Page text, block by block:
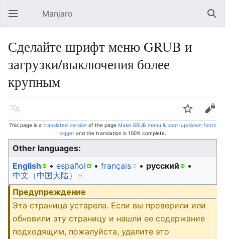
Open main menu Manjaro
Сделайте шрифт меню GRUB и
загрузки/выключения более
крупным
Language Watch Edit
This page is a translated version of the page Make GRUB menu & boot-up/down fonts
biggerand the translation is 100% complete.
Other languages:
English
• ‎ español • ‎ français • ‎ русский
• ‎
中文（中国大陆）‎
Предупреждение
Эта страница устарела. Если вы проверили или
обновили эту страницу и нашли ее содержание
подходящим, пожалуйста, удалите это